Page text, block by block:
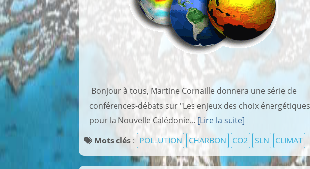
Bonjour à tous, Martine Cornaille donnera une série de
conférences-débats sur "Les enjeux des choix énergétiques
pour la Nouvelle Calédonie... [Lire la suite]
Mots clés : POLLUTION CHARBON CO2 SLN CLIMAT